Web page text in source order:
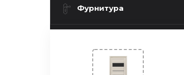
«Евро»
Двери Экошпон. «Парящая
Двери Экошпон. Серия
«Сонет»
Фурнитура